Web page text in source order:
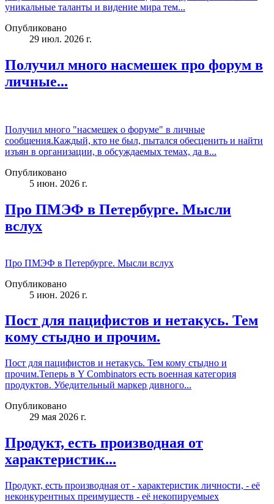
уникальные таланты и видение мира тем...
Опубликовано
29 июл. 2026 г.
Получил много насмешек про форум в
личные...
Получил много "насмешек о форуме" в личные
сообщения.Каждый, кто не был, пытался обесценить и найти
изъян в организации, в обсуждаемых темах, да в...
Опубликовано
5 июн. 2026 г.
Про ПМЭФ в Петербурге. Мысли
вслух
Про ПМЭФ в Петербурге. Мысли вслух
Опубликовано
5 июн. 2026 г.
Пост для пацифистов и нетакусь. Тем
кому стыдно и прочим.
Пост для пацифистов и нетакусь. Тем кому стыдно и
прочим.Теперь в Y Combinators есть военная категория
продуктов. Убедительный маркер дивного...
Опубликовано
29 мая 2026 г.
Продукт, есть производная от
характеристик...
Продукт, есть производная от - характеристик личности, - её
неконкурентных преимуществ - её некопируемыех